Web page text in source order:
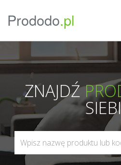
Prododo.pl
ZNAJDŹ